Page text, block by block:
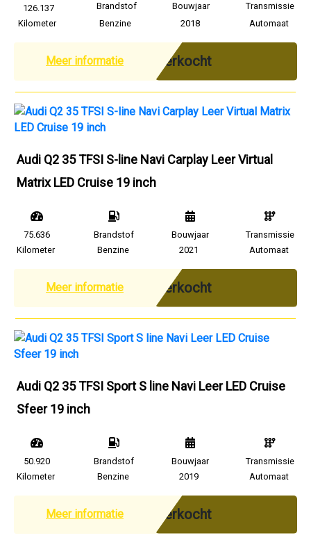
126.137
Kilometer
Brandstof
Benzine
Bouwjaar
2018
Transmissie
Automaat
Meer informatie Verkocht
Audi Q2 35 TFSI S-line Navi Carplay Leer Virtual
Matrix LED Cruise 19 inch
75.636
Kilometer
Brandstof
Benzine
Bouwjaar
2021
Transmissie
Automaat
Meer informatie Verkocht
Audi Q2 35 TFSI Sport S line Navi Leer LED Cruise
Sfeer 19 inch
50.920
Kilometer
Brandstof
Benzine
Bouwjaar
2019
Transmissie
Automaat
Meer informatie Verkocht